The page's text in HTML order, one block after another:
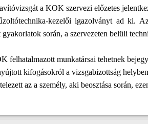
a KOK szervezi előzetes
kezelői igazolványt ad ki.
során, a szervezeten belüli
felhatalmazott munkatársai tehetnek
kifogásokról a vizsgabizottság
az a személy, aki beosztása során,